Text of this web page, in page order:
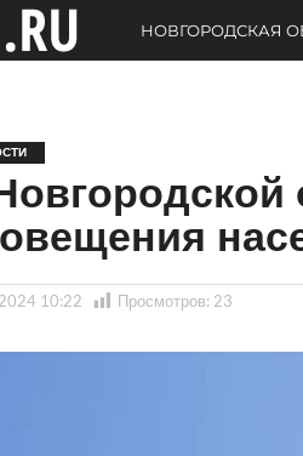
НОВГОРОДСКАЯ
10:22 Просмотров: 23